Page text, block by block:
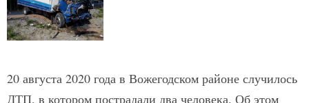
20 августа 2020 года в Вожегодском районе случилось
ДТП, в котором пострадали два человека. Об этом